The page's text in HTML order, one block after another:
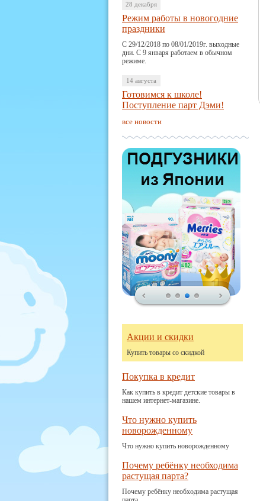
28 декабря
Режим работы в новогодние
праздники
С 29/12/2018 по 08/01/2019г. выходные
дни. С 9 января работаем в обычном
режиме.
14 августа
Готовимся к школе!
Поступление парт Дэми!
все новости
Акции и скидки
Купить товары со скидкой
Покупка в кредит
Как купить в кредит детские товары в
нашем интернет-магазине.
Что нужно купить
новорожденному
Что нужно купить новорожденному
Почему ребёнку необходима
растущая парта?
Почему ребёнку необходима растущая